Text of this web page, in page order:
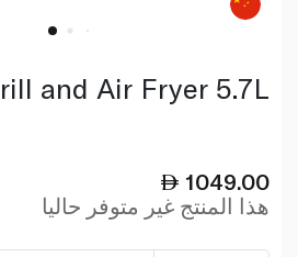
and Air Fryer 5.7L
1049.00
هذا المنتج غير متوفر حاليا